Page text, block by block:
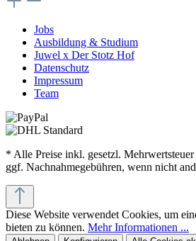
Jobs
Ausbildung & Studium
Juwel x Der Stotz Hof
Datenschutz
Impressum
Team
* Alle Preise inkl. gesetzl. Mehrwertsteuer
ggf. Nachnahmegebühren, wenn nicht
Diese Website verwendet Cookies, um
bieten zu können. Mehr Informationen ...